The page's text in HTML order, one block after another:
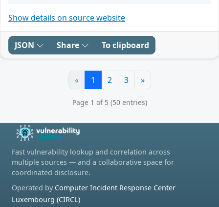
Show details on source website
JSON Share To clipboard
« 1 2 3 »
Page 1 of 5 (50 entries)
Fast vulnerability lookup and correlation across
multiple sources — and a collaborative space for
coordinated disclosure.
Operated by Computer Incident Response Center
Luxembourg (CIRCL)